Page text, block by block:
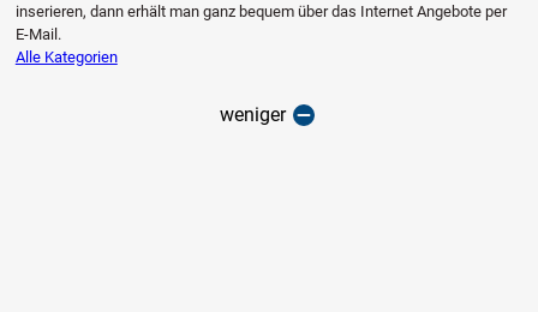
inserieren, dann erhält man ganz bequem über das Internet Angebote per
E-Mail.
Alle Kategorien
weniger